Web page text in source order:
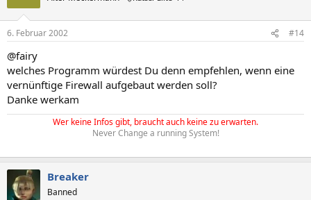
6. Februar 2002 #14
@fairy
welches Programm würdest Du denn empfehlen, wenn eine
vernünftige Firewall aufgebaut werden soll?
Danke werkam
Wer keine Infos gibt, braucht auch keine zu erwarten.
Never Change a running System!
Breaker
Banned